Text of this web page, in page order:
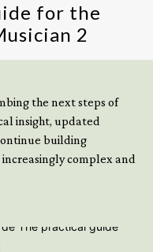
for the
2
the next steps of
insight, updated
building
complex and